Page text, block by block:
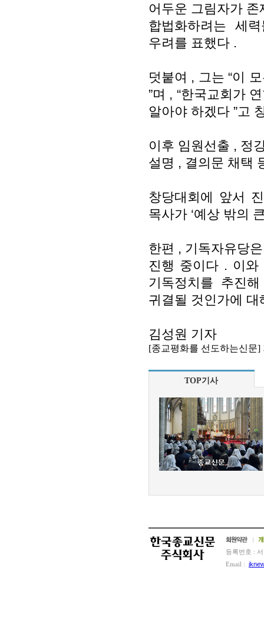
어두운 그림자가
합법화하려는 세
우려를 표했다 .
덧붙여 , 그는“이
”며 , “한국교회가
알아야 하겠다 ”고
이후 임원선출 , 정
설명 , 결의문 채택
창당대회에 앞서
목사가 ‘예상 밖의
한편 , 기독자유당
진행 중이다 . 이
기독정치를 추진
귀결될 것인가에
김성원 기자
[종교평화를 선도하는신문
TOP기사
l
등록번호 :
Email :